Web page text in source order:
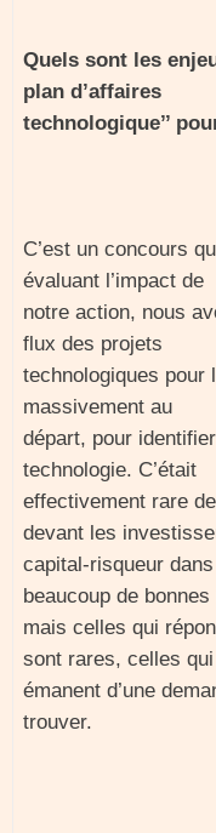
Quels sont les
plan d’affaires
technologique’’
C’est un concours
évaluant l’impact de
notre action, nous
flux des projets
technologiques
massivement au
départ, pour
technologie. C’était
effectivement rare
devant les
capital-risqueur
beaucoup de bonnes
mais celles qui
sont rares, celles qui
émanent d’une
trouver.